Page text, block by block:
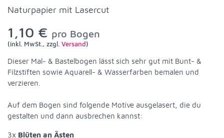
Naturpapier mit Lasercut
1,10 € pro Bogen
(inkl. MwSt., zzgl. Versand)
Dieser Mal- & Bastelbogen lässt sich sehr gut mit Bunt- &
Filzstiften sowie Aquarell- & Wasserfarben bemalen und
verzieren.
Auf dem Bogen sind folgende Motive ausgelasert, die du
gestalten und dann ausbrechen kannst:
3x Blüten an Ästen